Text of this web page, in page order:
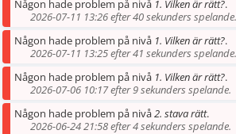
Någon hade problem på nivå 1. Vilken är rätt?.
2026-07-11 13:26 efter 40 sekunders spelande.
Någon hade problem på nivå 1. Vilken är rätt?.
2026-07-11 13:25 efter 41 sekunders spelande.
Någon hade problem på nivå 1. Vilken är rätt?.
2026-07-06 10:17 efter 9 sekunders spelande.
Någon hade problem på nivå2. stava rätt.
2026-06-24 21:58 efter 4 sekunders spelande.